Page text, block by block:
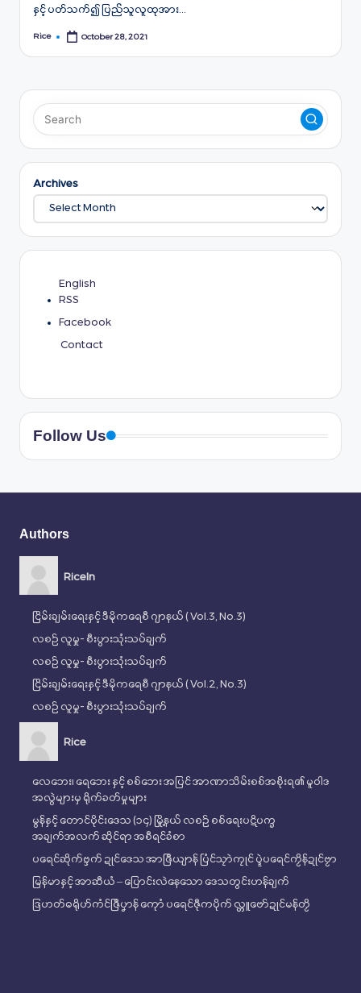
နှင့် ပတ်သက်၍ ပြည်သူလူထုအား…
Posted
Rice October 28, 2021
Archives
English
RSS
Facebook
Contact
Follow Us
Authors
RiceIn
ငြိမ်းချမ်းရေးနှင့် ဒီမိုကရေစီ ဂျာနယ် ( Vol.3, No.3)
လစဉ် လူမှု- စီးပွားသုံးသပ်ချက်
လစဉ် လူမှု- စီးပွားသုံးသပ်ချက်
ငြိမ်းချမ်းရေးနှင့် ဒီမိုကရေစီ ဂျာနယ် ( Vol.2, No.3)
လစဉ် လူမှု- စီးပွားသုံးသပ်ချက်
Rice
လေဘေး၊ ရေဘေး နှင့် စစ်ဘေး အပြင် အာဏာသိမ်းစစ်အစိုးရ၏ မူဝါဒ
အလွဲများမှ ရိုက်ခတ်မှုများ
မွန်နှင့် တောင်ပိုင်းဒေသ (၁၄) မြို့နယ် လစဉ် စစ်ရေးပဋိပက္ခ
အချက်အလက် ဆိုင်ရာ အစီရင်ခံစာ
ပရေင်ဆိုက်ဗ္ဒက် ဍုၚ်ဒေသ အာဇြဳယျာန် ပြံၚ်သၠာဲကၠုၚ် ပ္ဍဲပရေၚ်ကၟိန်ဍုၚ်ဗၟာ
မြန်မာနှင့် အာဆီယံ – ပြောင်းလဲနေသော ဒေသတွင်းဟန်ချက်
ဒြဟတ်ဓရိုဟ်ကံၚ်ဇြဳပၞာန် ကေုာံ ပရေၚ်ဇီုကပိုက် လ္တူဗော်ဍုၚ်မန်တၟိ